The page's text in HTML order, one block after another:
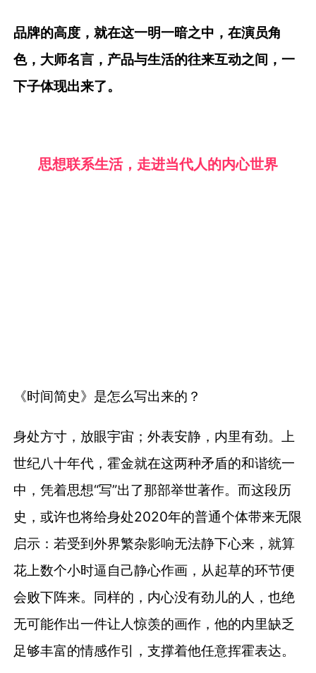
品牌的高度，就在这一明一暗之中，在演员角
色，大师名言，产品与生活的往来互动之间，一
下子体现出来了。
思想联系生活，走进当代人的内心世界
《时间简史》是怎么写出来的？
身处方寸，放眼宇宙；外表安静，内里有劲。上
世纪八十年代，霍金就在这两种矛盾的和谐统一
中，凭着思想“写”出了那部举世著作。而这段历
史，或许也将给身处2020年的普通个体带来无限
启示：若受到外界繁杂影响无法静下心来，就算
花上数个小时逼自己静心作画，从起草的环节便
会败下阵来。同样的，内心没有劲儿的人，也绝
无可能作出一件让人惊羡的画作，他的内里缺乏
足够丰富的情感作引，支撑着他任意挥霍表达。